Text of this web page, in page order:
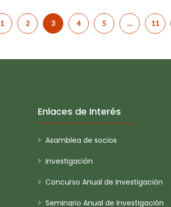
1 2 3 4 5 … 11
Enlaces de Interés
Asamblea de socios
Investigación
Concurso Anual de Investigación
Seminario Anual de Investigación